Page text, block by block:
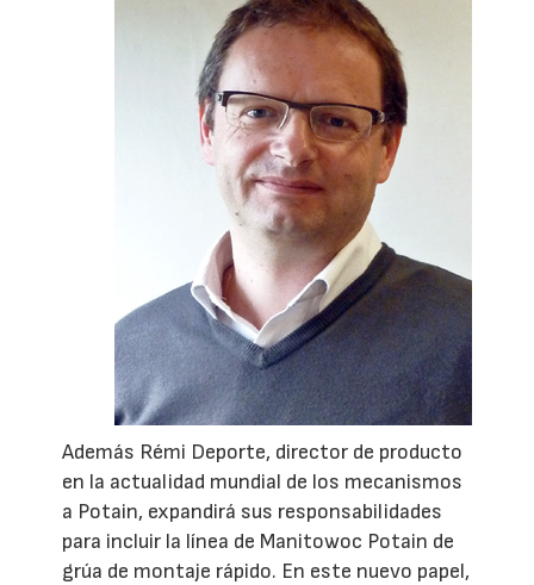
Además Rémi Deporte, director de producto
en la actualidad mundial de los mecanismos
a Potain, expandirá sus responsabilidades
para incluir la línea de Manitowoc Potain de
grúa de montaje rápido. En este nuevo papel,